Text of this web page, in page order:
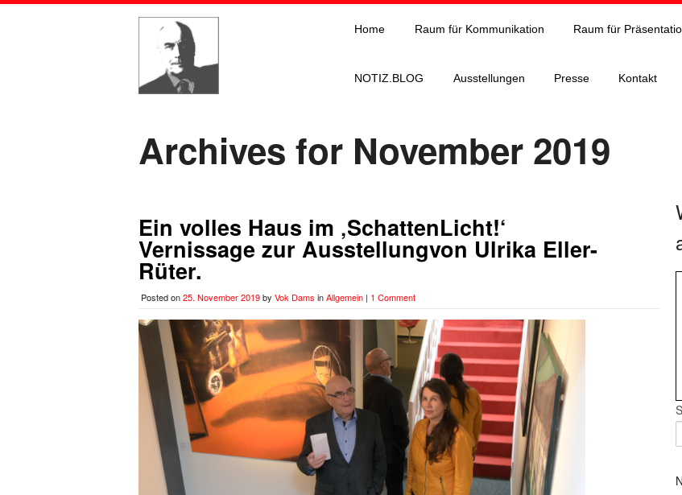
Home Raum für Kommunikation Raum für
NOTIZ.BLOG Ausstellungen Presse Kontakt
Archives for November 2019
Ein volles Haus im ‚SchattenLicht!‘
Vernissage zur Ausstellungvon Ulrika Eller-
Rüter.
Posted on25. November 2019by Vok Dams inAllgemein | 1 Comment